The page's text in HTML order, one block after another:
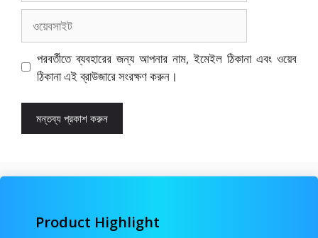
পরবর্তীতে ব্যবহারের জন্য আপনার নাম, ইমেইল ঠিকানা এবং ওয়েব
ঠিকানা এই ব্রাউজারে সংরক্ষণ করুন।
Product Highlight